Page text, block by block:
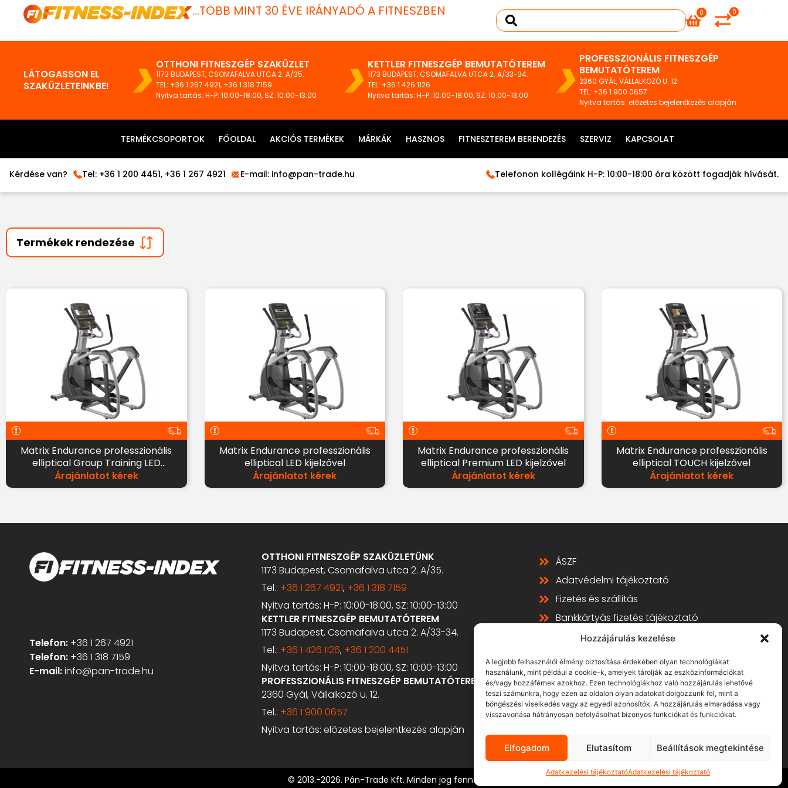
Hozzájárulás kezelése
A legjobb felhasználói élmény biztosítása érdekében olyan technológiákat
használunk, mint például a cookie-k, amelyek tárolják az eszközinformációkat
és/vagy hozzáférnek azokhoz. Ezen technológiákhoz való hozzájárulás lehetővé
teszi számunkra, hogy ezen az oldalon olyan adatokat dolgozzunk fel, mint a
böngészési viselkedés vagy az egyedi azonosítók. A hozzájárulás elmaradása vagy
visszavonása hátrányosan befolyásolhat bizonyos funkciókat és funkciókat.
Elfogadom Elutasítom Beállítások megtekintése
Adatkezelési tájékoztatóAdatkezelési tájékoztató
...TÖBB MINT 30 ÉVE IRÁNYADÓ A FITNESZBEN 0 0
LÁTOGASSON EL
SZAKÜZLETEINKBE!
OTTHONI FITNESZGÉP SZAKÜZLET
1173 BUDAPEST, CSOMAFALVA UTCA 2. A/35.
TEL: +36 1 267 4921, +36 1 318 7159
Nyitva tartás: H-P: 10:00-18:00, SZ: 10:00-13:00
KETTLER FITNESZGÉP BEMUTATÓTEREM
1173 BUDAPEST, CSOMAFALVA UTCA 2. A/33-34.
TEL: +36 1 426 1126
Nyitva tartás: H-P: 10:00-18:00, SZ: 10:00-13:00
PROFESSZIONÁLIS FITNESZGÉP
BEMUTATÓTEREM
2360 GYÁL, VÁLLALKOZÓ U. 12.
TEL: +36 1 900 0657
Nyitva tartás: előzetes bejelentkezés alapján
TERMÉKCSOPORTOK FŐOLDAL AKCIÓS TERMÉKEK MÁRKÁK HASZNOS FITNESZTEREM BERENDEZÉS SZERVIZ KAPCSOLAT
Kérdése van? Tel: +36 1 200 4451, +36 1 267 4921 E-mail: info@pan-trade.hu Telefonon kollégáink H-P: 10:00-18:00 óra között fogadják hívását.
Matrix Endurance professzionális
elliptical Group Training LED
kijelzővel
Árajánlatot kérek
Matrix Endurance professzionális
elliptical LED kijelzővel
Árajánlatot kérek
Matrix Endurance professzionális
elliptical Premium LED kijelzővel
Árajánlatot kérek
Matrix Endurance professzionális
elliptical TOUCH kijelzővel
Árajánlatot kérek
Telefon: +36 1 267 4921
Telefon: +36 1 318 7159
E-mail:info@pan-trade.hu
OTTHONI FITNESZGÉP SZAKÜZLETÜNK
1173 Budapest, Csomafalva utca 2. A/35.
Tel.: +36 1 267 4921, +36 1 318 7159
Nyitva tartás: H-P: 10:00-18:00, SZ: 10:00-13:00
KETTLER FITNESZGÉP BEMUTATÓTEREM
1173 Budapest, Csomafalva utca 2. A/33-34.
Tel.: +36 1 426 1126, +36 1 200 4451
Nyitva tartás: H-P: 10:00-18:00, SZ: 10:00-13:00
PROFESSZIONÁLIS FITNESZGÉP BEMUTATÓTEREM
2360 Gyál, Vállalkozó u. 12.
Tel.: +36 1 900 0657
Nyitva tartás: előzetes bejelentkezés alapján
ÁSZF
Adatvédelmi tájékoztató
Fizetés és szállítás
Bankkártyás fizetés tájékoztató
Elállás
© 2013.-2026. Pán-Trade Kft. Minden jog fenntartva.